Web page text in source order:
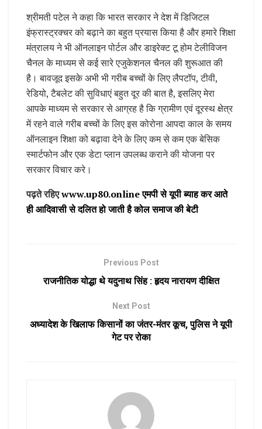
श्रीमती पटेल ने कहा कि भारत सरकार ने देश में डिजिटल
इंफ्रास्ट्रक्चर को बढ़ाने का बहुत प्रयास किया है और हमारे शिक्षा
मंत्रालय ने भी ऑनलाइन पोर्टल और डाइरेक्ट टू होम टेलीविजन
चैनल के माध्यम से कई सारे एजुकेशनल चैनल की शुरूआत की
है। बावजूद इसके अभी भी गरीब बच्चों के लिए लैपटॉप, टीवी,
रेडियो, टैबलेट की सुविधाएं बहुत दूर की बात है, इसलिए मेरा
आपके माध्यम से सरकार से आग्रह है कि ग्रामीण एवं दूरस्थ क्षेत्र
में रहने वाले गरीब बच्चों के लिए इस कोरोना आपदा काल के समय
ऑनलाइन शिक्षा को बढ़ावा देने के लिए कम से कम एक बेसिक
स्मार्टफोन और एक डेटा प्लान उपलब्ध कराने की योजना पर
सरकार विचार करे।
पढ़ते रहिएwww.up80.online एमपी से यूपी ब्याह कर आते
ही आदिवासी से दलित हो जाती है कोल समाज की बेटी
Previous Post
राजनीतिक योद्धा थे यदुनाथ सिंह : हृदय नारायण दीक्षित
Next Post
अध्यादेश के खिलाफ किसानों का जंतर-मंतर कूच, पुलिस ने यूपी
गेट पर रोका